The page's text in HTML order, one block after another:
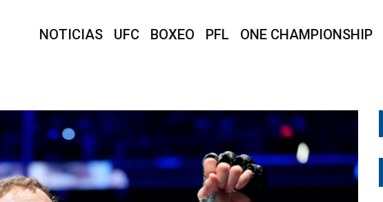
NOTICIAS UFC BOXEO PFL ONE CHAMPIONSHIP